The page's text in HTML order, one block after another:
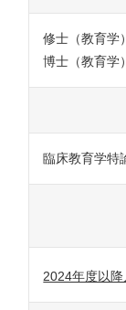
修士（教育学
博士（教育学
臨床教育学特
2024年度以降